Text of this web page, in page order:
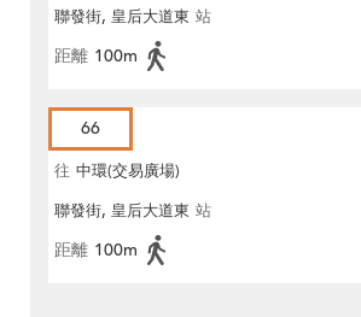
聯發街, 皇后大道東 站
距離 100m
66
往 中環(交易廣場)
聯發街, 皇后大道東 站
距離 100m